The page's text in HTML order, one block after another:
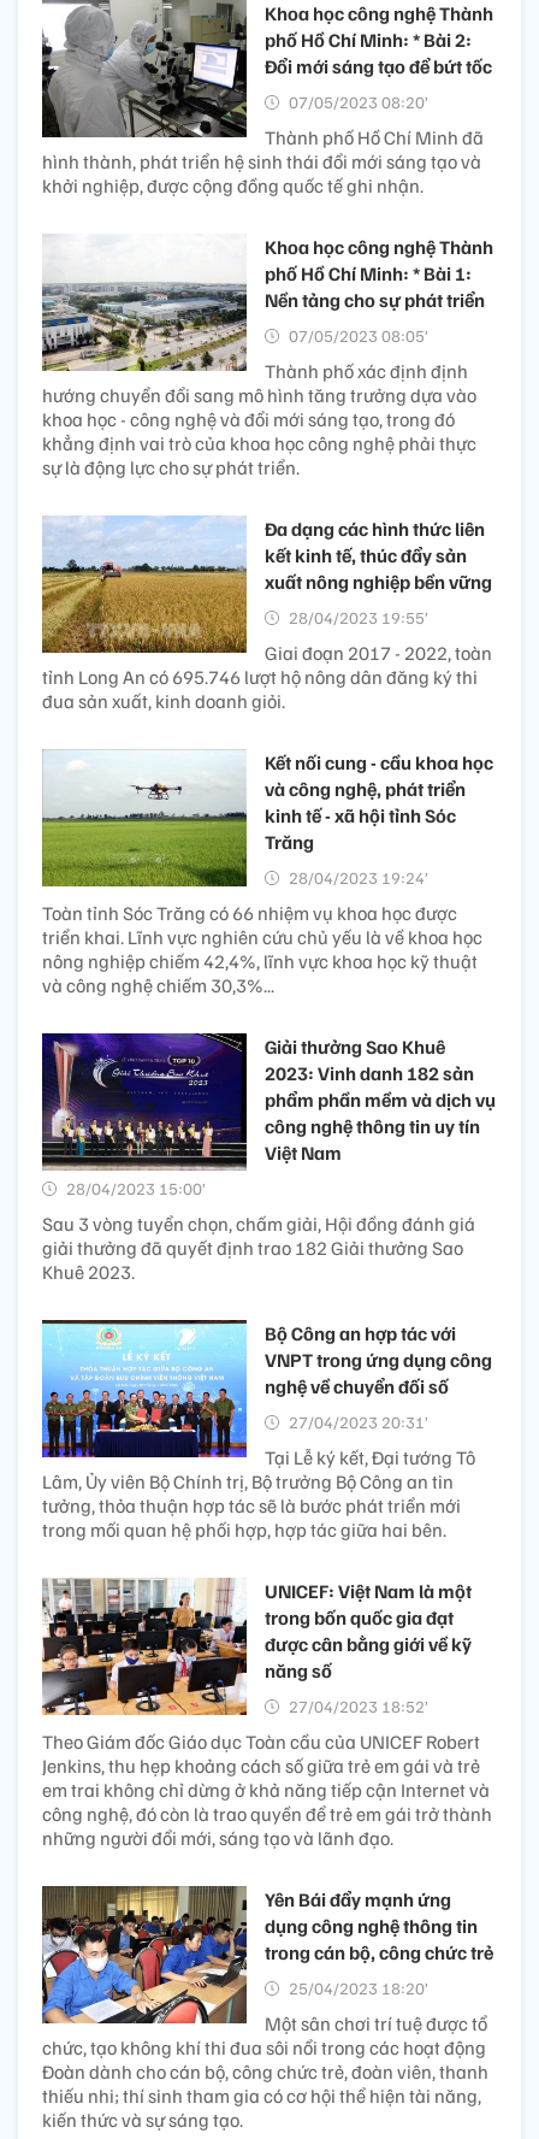
Khoa học công nghệ Thành
phố Hồ Chí Minh: * Bài 2:
Đổi mới sáng tạo để bứt tốc
07/05/2023 08:20’
Thành phố Hồ Chí Minh đã
hình thành, phát triển hệ sinh thái đổi mới sáng tạo và
khởi nghiệp, được cộng đồng quốc tế ghi nhận.
Khoa học công nghệ Thành
phố Hồ Chí Minh: * Bài 1:
Nền tảng cho sự phát triển
07/05/2023 08:05’
Thành phố xác định định
hướng chuyển đổi sang mô hình tăng trưởng dựa vào
khoa học - công nghệ và đổi mới sáng tạo, trong đó
khẳng định vai trò của khoa học công nghệ phải thực
sự là động lực cho sự phát triển.
Đa dạng các hình thức liên
kết kinh tế, thúc đẩy sản
xuất nông nghiệp bền vững
28/04/2023 19:55’
Giai đoạn 2017 - 2022, toàn
tỉnh Long An có 695.746 lượt hộ nông dân đăng ký thi
đua sản xuất, kinh doanh giỏi.
Kết nối cung - cầu khoa học
và công nghệ, phát triển
kinh tế - xã hội tỉnh Sóc
Trăng
28/04/2023 19:24’
Toàn tỉnh Sóc Trăng có 66 nhiệm vụ khoa học được
triển khai. Lĩnh vực nghiên cứu chủ yếu là về khoa học
nông nghiệp chiếm 42,4%, lĩnh vực khoa học kỹ thuật
và công nghệ chiếm 30,3%...
Giải thưởng Sao Khuê
2023: Vinh danh 182 sản
phẩm phần mềm và dịch vụ
công nghệ thông tin uy tín
Việt Nam
28/04/2023 15:00’
Sau 3 vòng tuyển chọn, chấm giải, Hội đồng đánh giá
giải thưởng đã quyết định trao 182 Giải thưởng Sao
Khuê 2023.
Bộ Công an hợp tác với
VNPT trong ứng dụng công
nghệ về chuyển đối số
27/04/2023 20:31’
Tại Lễ ký kết, Đại tướng Tô
Lâm, Ủy viên Bộ Chính trị, Bộ trưởng Bộ Công an tin
tưởng, thỏa thuận hợp tác sẽ là bước phát triển mới
trong mối quan hệ phối hợp, hợp tác giữa hai bên.
UNICEF: Việt Nam là một
trong bốn quốc gia đạt
được cân bằng giới về kỹ
năng số
27/04/2023 18:52’
Theo Giám đốc Giáo dục Toàn cầu của UNICEF Robert
Jenkins, thu hẹp khoảng cách số giữa trẻ em gái và trẻ
em trai không chỉ dừng ở khả năng tiếp cận Internet và
công nghệ, đó còn là trao quyền để trẻ em gái trở thành
những người đổi mới, sáng tạo và lãnh đạo.
Yên Bái đẩy mạnh ứng
dụng công nghệ thông tin
trong cán bộ, công chức trẻ
25/04/2023 18:20’
Một sân chơi trí tuệ được tổ
chức, tạo không khí thi đua sôi nổi trong các hoạt động
Đoàn dành cho cán bộ, công chức trẻ, đoàn viên, thanh
thiếu nhi; thí sinh tham gia có cơ hội thể hiện tài năng,
kiến thức và sự sáng tạo.